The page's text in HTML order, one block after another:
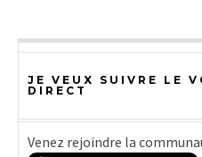
JE VEUX SUIVRE LE
DIRECT
Venez rejoindre la